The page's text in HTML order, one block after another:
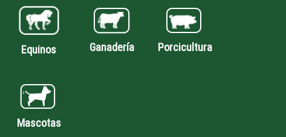
Equinos Ganadería Porcicultura
Mascotas